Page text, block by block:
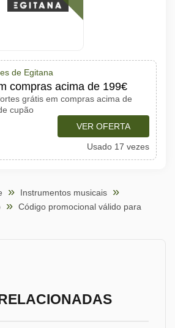
de Egitana
compras acima de 199€
grátis em compras acima de
cupão
VER OFERTA
Usado 17 vezes
Instrumentos musicais
Código promocional válido para